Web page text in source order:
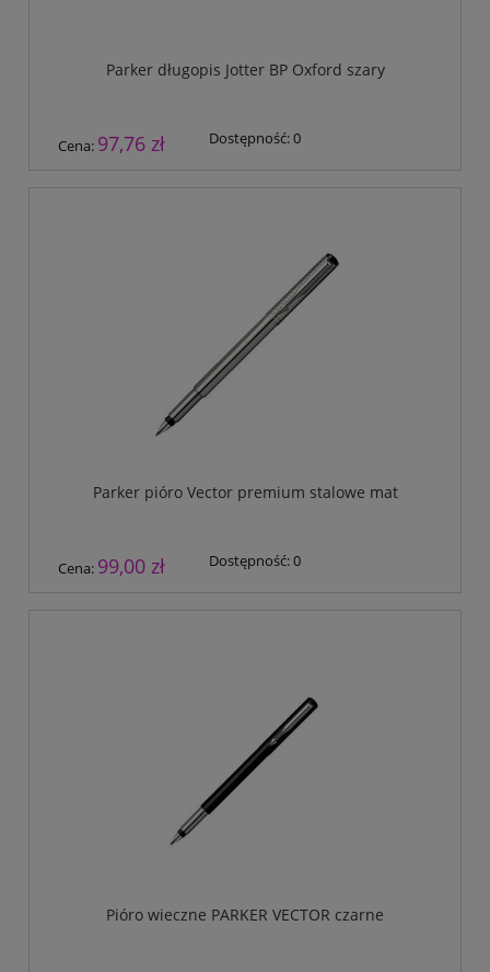
Parker długopis Jotter BP Oxford szary
Cena: 97,76 zł Dostępność:0
Parker pióro Vector premium stalowe mat
Cena: 99,00 zł Dostępność:0
Pióro wieczne PARKER VECTOR czarne